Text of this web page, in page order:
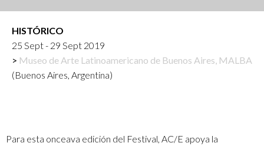
HISTÓRICO
25 Sept - 29 Sept 2019
Museo de Arte Latinoamericano de Buenos Aires, MALBA
(Buenos Aires, Argentina)
Para esta onceava edición del Festival, AC/E apoya la